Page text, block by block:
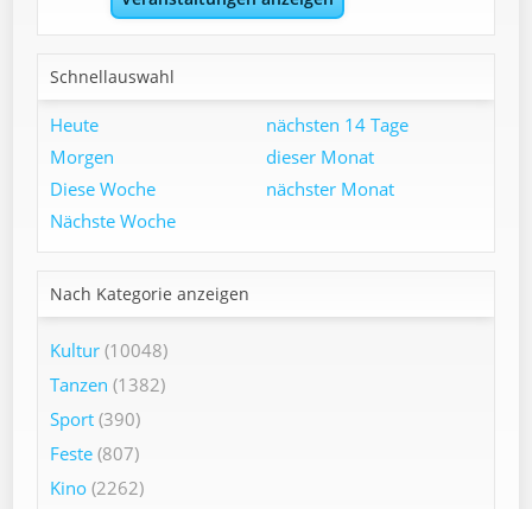
Schnellauswahl
Heute
Morgen
Diese Woche
Nächste Woche
nächsten 14 Tage
dieser Monat
nächster Monat
Nach Kategorie anzeigen
Kultur (10048)
Tanzen (1382)
Sport (390)
Feste (807)
Kino (2262)